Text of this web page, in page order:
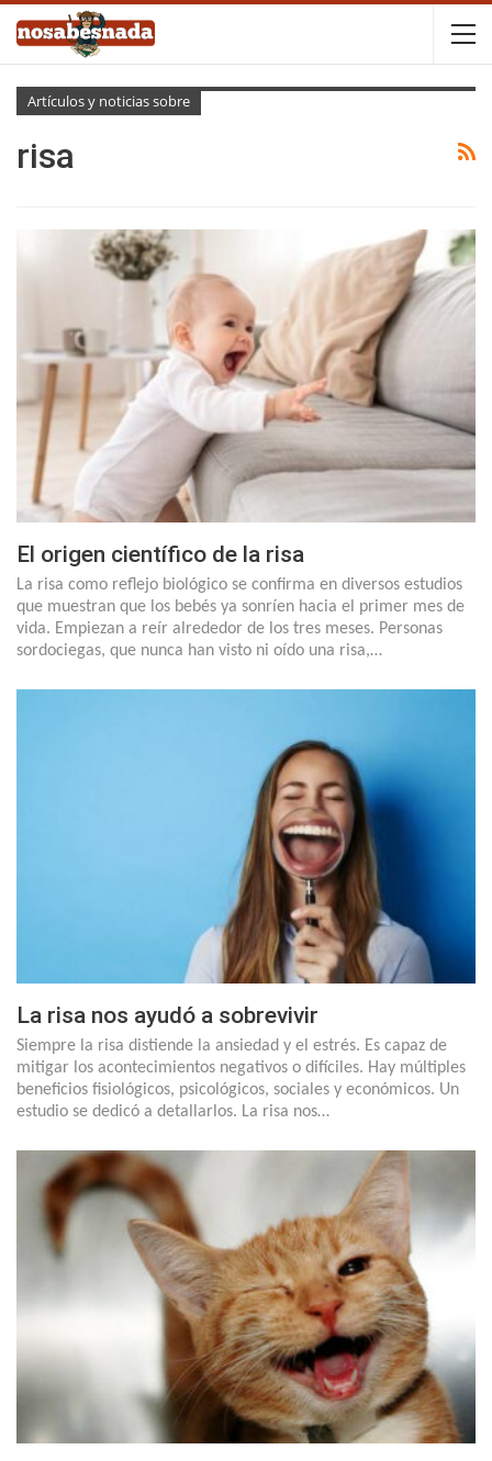
Artículos y noticias sobre
risa
El origen científico de la risa
La risa como reflejo biológico se confirma en diversos estudios
que muestran que los bebés ya sonríen hacia el primer mes de
vida. Empiezan a reír alrededor de los tres meses. Personas
sordociegas, que nunca han visto ni oído una risa,…
La risa nos ayudó a sobrevivir
Siempre la risa distiende la ansiedad y el estrés. Es capaz de
mitigar los acontecimientos negativos o difíciles. Hay múltiples
beneficios fisiológicos, psicológicos, sociales y económicos. Un
estudio se dedicó a detallarlos. La risa nos…